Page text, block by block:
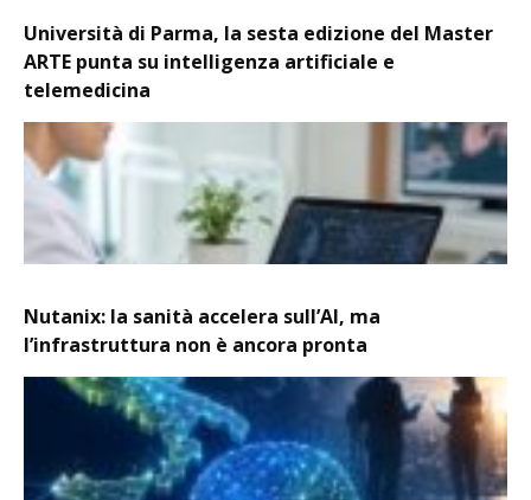
Università di Parma, la sesta edizione del Master
ARTE punta su intelligenza artificiale e
telemedicina
Nutanix: la sanità accelera sull’AI, ma
l’infrastruttura non è ancora pronta